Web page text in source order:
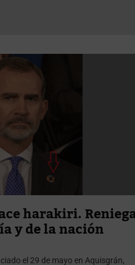
harakiri.
y de la nación
el 29 de mayo en Aquisgrán,